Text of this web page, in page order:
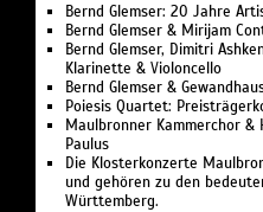
Bernd Glemser: 20 Jahre
Bernd Glemser & Mirijam
Bernd Glemser, Dimitri
Klarinette & Violoncello
Bernd Glemser &
Poiesis Quartet:
Maulbronner Kammerchor &
Paulus
Die Klosterkonzerte
und gehören zu den
Württemberg.